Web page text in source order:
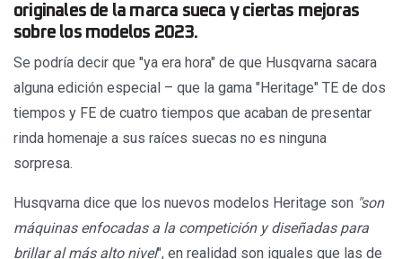
originales de la marca sueca y ciertas mejoras
sobre los modelos 2023.
Se podría decir que "ya era hora" de que Husqvarna sacara
alguna edición especial – que la gama "Heritage" TE de dos
tiempos y FE de cuatro tiempos que acaban de presentar
rinda homenaje a sus raíces suecas no es ninguna
sorpresa.
Husqvarna dice que los nuevos modelos Heritage son "son
máquinas enfocadas a la competición y diseñadas para
brillar al más alto nivel", en realidad son iguales que las de